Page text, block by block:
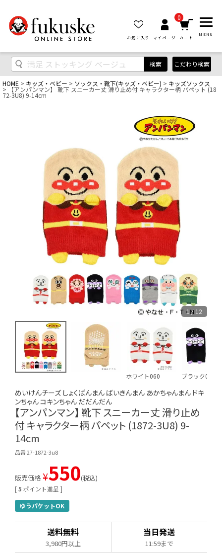
お気に入り マイページ
0
カート
MENU
検索 こだわり検索
HOME キッズ・ベビー ソックス・靴下(キッズ・ベビー) キッズソックス
【アンパンマン】 靴下 スニーカー丈 滑り止め付 キャラクター柄 パペット (18
72-3U8) 9-14cm
1 / 12
ホワイト060 ブラック090
めいけんチーズ しょくぱんまん ばいきんまん あかちゃんまん ドキ
ンちゃん コキンちゃん だだんだん
【アンパンマン】 靴下 スニーカー丈 滑り止め
付 キャラクター柄 パペット (1872-3U8) 9-
14cm
品番 27-1872-3u8
[ 5 ポイント進呈 ]
販売価格 ¥550 税込
ゆうパケットOK
送料無料
3,980円以上
当日発送
11:59まで